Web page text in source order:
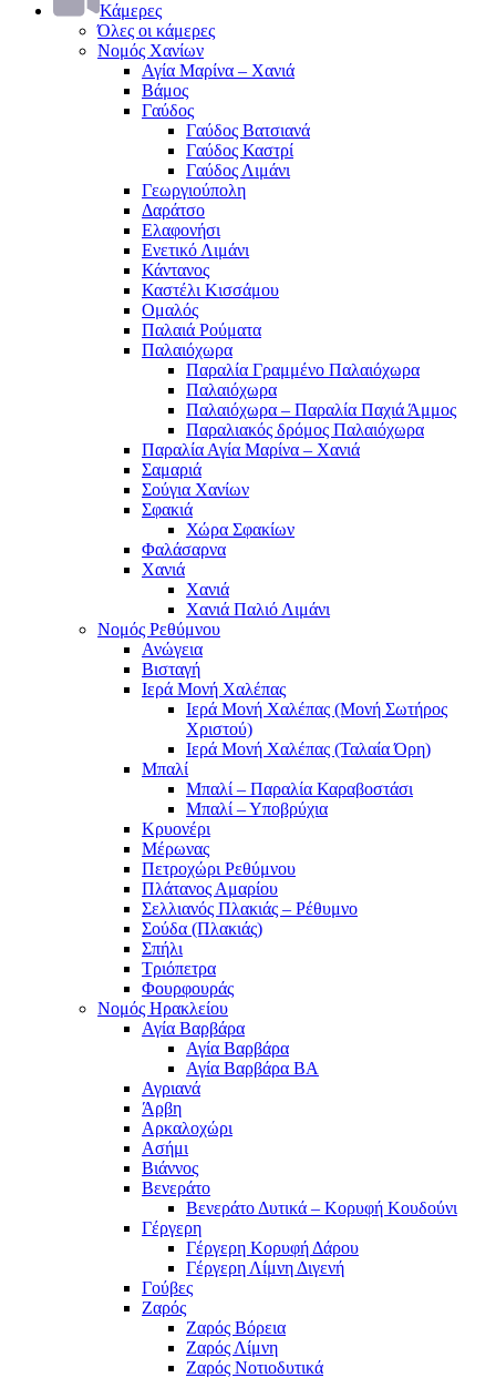
Κάμερες
Όλες οι κάμερες
Νομός Χανίων
Αγία Μαρίνα – Χανιά
Βάμος
Γαύδος
Γαύδος Βατσιανά
Γαύδος Καστρί
Γαύδος Λιμάνι
Γεωργιούπολη
Δαράτσο
Ελαφονήσι
Ενετικό Λιμάνι
Κάντανος
Καστέλι Κισσάμου
Ομαλός
Παλαιά Ρούματα
Παλαιόχωρα
Παραλία Γραμμένο Παλαιόχωρα
Παλαιόχωρα
Παλαιόχωρα – Παραλία Παχιά Άμμος
Παραλιακός δρόμος Παλαιόχωρα
Παραλία Αγία Μαρίνα – Χανιά
Σαμαριά
Σούγια Χανίων
Σφακιά
Χώρα Σφακίων
Φαλάσαρνα
Χανιά
Χανιά
Χανιά Παλιό Λιμάνι
Νομός Ρεθύμνου
Ανώγεια
Βισταγή
Ιερά Μονή Χαλέπας
Ιερά Μονή Χαλέπας (Μονή Σωτήρος
Χριστού)
Ιερά Μονή Χαλέπας (Ταλαία Όρη)
Μπαλί
Μπαλί – Παραλία Καραβοστάσι
Μπαλί – Υποβρύχια
Κρυονέρι
Μέρωνας
Πετροχώρι Ρεθύμνου
Πλάτανος Αμαρίου
Σελλιανός Πλακιάς – Ρέθυμνο
Σούδα (Πλακιάς)
Σπήλι
Τριόπετρα
Φουρφουράς
Νομός Ηρακλείου
Αγία Βαρβάρα
Αγία Βαρβάρα
Αγία Βαρβάρα ΒΑ
Αγριανά
Άρβη
Αρκαλοχώρι
Ασήμι
Βιάννος
Βενεράτο
Βενεράτο Δυτικά – Κορυφή Κουδούνι
Γέργερη
Γέργερη Κορυφή Δάρου
Γέργερη Λίμνη Διγενή
Γούβες
Ζαρός
Ζαρός Βόρεια
Ζαρός Λίμνη
Ζαρός Νοτιοδυτικά